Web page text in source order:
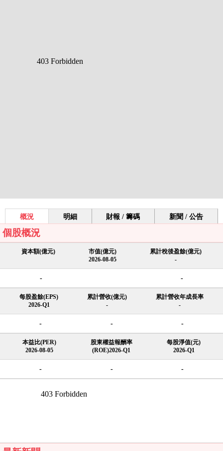
概況 明細 財報 / 籌碼 新聞 / 公告
個股概況
資本額(億元)
市值(億元)
2026-08-05
累計稅後盈餘(億元)
-
- -
每股盈餘(EPS)
2026-Q1
累計營收(億元)
-
累計營收年成長率
-
- - -
本益比(PER)
2026-08-05
股東權益報酬率
(ROE)2026-Q1
每股淨值(元)
2026-Q1
- - -